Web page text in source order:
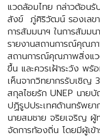
แวดล้อมไทย กล่าวต้อนรั
สังข์ ภู่ศิริวัฒน์ รองเลขา
การสัมมนาฯ ในการสัมม
รายงานสถานการณ์คุณ
สถานการณ์คุณภาพสิ่งแว
ขึ้น และควรเฝ้าระวัง พ
เห็นจากวิทยากรรับเชิญ
สกุลไชยรัก UNEP นาย
ปฏิรูปประเทศด้านทรัพยา
นายสมชาย จริยเจริญ
จัดการท้องถิ่น โดยมีผู้เ